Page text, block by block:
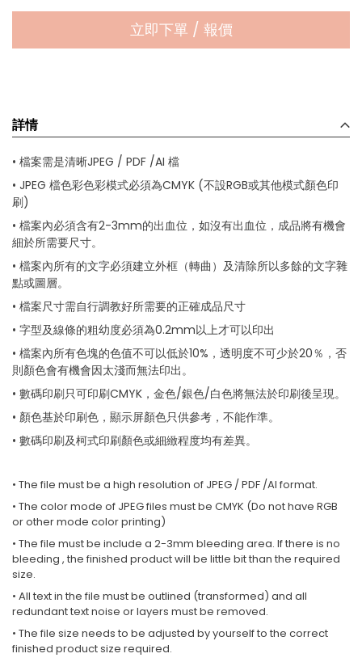
立即下單 / 報價
詳情
• 檔案需是清晰JPEG / PDF /AI 檔
• JPEG 檔色彩色彩模式必須為CMYK (不設RGB或其他模式顏色印
刷)
• 檔案內必須含有2-3mm的出血位，如沒有出血位，成品將有機會
細於所需要尺寸。
• 檔案內所有的文字必須建立外框（轉曲）及清除所以多餘的文字雜
點或圖層。
• 檔案尺寸需自行調教好所需要的正確成品尺寸
• 字型及線條的粗幼度必須為0.2mm以上才可以印出
• 檔案內所有色塊的色值不可以低於10%，透明度不可少於20％，否
則顏色會有機會因太淺而無法印出。
• 數碼印刷只可印刷CMYK，金色/銀色/白色將無法於印刷後呈現。
• 顏色基於印刷色，顯示屏顏色只供參考，不能作準。
• 數碼印刷及柯式印刷顏色或細緻程度均有差異。
• The file must be a high resolution of JPEG / PDF /AI format.
• The color mode of JPEG files must be CMYK (Do not have RGB
or other mode color printing)
• The file must be include a 2-3mm bleeding area. If there is no
bleeding , the finished product will be little bit than the required
size.
• All text in the file must be outlined (transformed) and all
redundant text noise or layers must be removed.
• The file size needs to be adjusted by yourself to the correct
finished product size required.